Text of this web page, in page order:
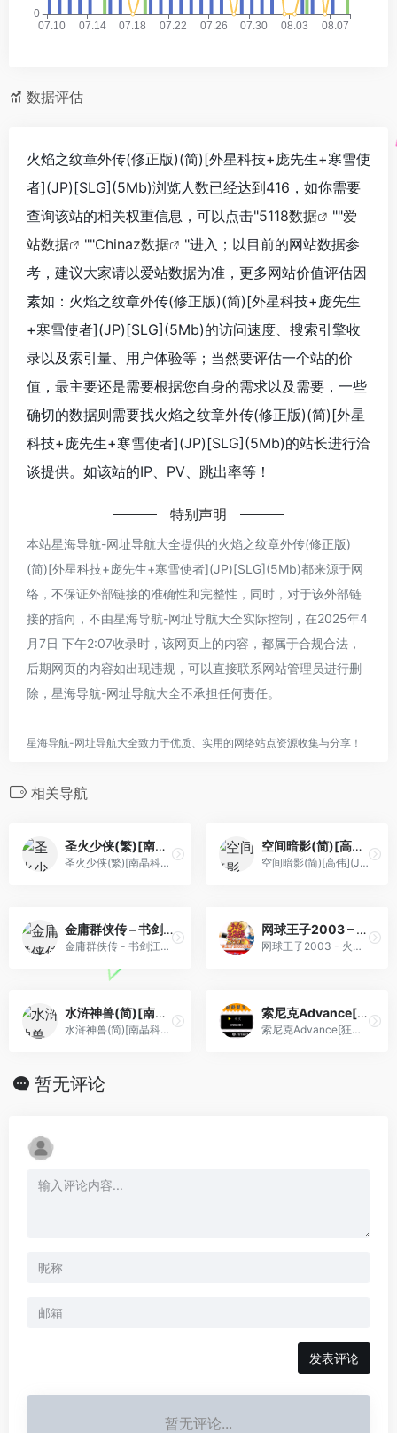
数据评估
火焰之纹章外传(修正版)(简)[外星科技+庞先生+寒雪使
者](JP)[SLG](5Mb)浏览人数已经达到416，如你需要
查询该站的相关权重信息，可以点击"5118数据 ""爱
站数据
""Chinaz数据
"进入；以目前的网站数据参
考，建议大家请以爱站数据为准，更多网站价值评估因
素如：火焰之纹章外传(修正版)(简)[外星科技+庞先生
+寒雪使者](JP)[SLG](5Mb)的访问速度、搜索引擎收
录以及索引量、用户体验等；当然要评估一个站的价
值，最主要还是需要根据您自身的需求以及需要，一些
确切的数据则需要找火焰之纹章外传(修正版)(简)[外星
科技+庞先生+寒雪使者](JP)[SLG](5Mb)的站长进行洽
谈提供。如该站的IP、PV、跳出率等！
特别声明
本站星海导航-网址导航大全提供的火焰之纹章外传(修正版)
(简)[外星科技+庞先生+寒雪使者](JP)[SLG](5Mb)都来源于网
络，不保证外部链接的准确性和完整性，同时，对于该外部链
接的指向，不由星海导航-网址导航大全实际控制，在2025年4
月7日 下午2:07收录时，该网页上的内容，都属于合规合法，
后期网页的内容如出现违规，可以直接联系网站管理员进行删
除，星海导航-网址导航大全不承担任何责任。
星海导航-网址导航大全致力于优质、实用的网络站点资源收集与分享！
相关导航
圣火少侠(繁)[南晶科技](CN)[RPG](2Mb)
圣火少侠(繁)[南晶科技](CN)[RPG](2Mb)
空间暗影(简)[高伟](JP)[STG](1.5Mb)
空间暗影(简)[高伟](JP)[STG](1.5Mb)
金庸群侠传 – 书剑江山(简)[南晶科技](CN)[RPG](16Mb)
金庸群侠传 - 书剑江山(简)[南晶科技](CN)[RPG](16Mb)
网球王子2003 – 火红[Kiny](简)(JP)(128Mb)
网球王子2003 - 火红[Kiny](简)(JP)(128Mb)
水浒神兽(简)[南晶科技](CN)[RPG](16Mb)
水浒神兽(简)[南晶科技](CN)[RPG](16Mb)
索尼克Advance[狂细胞](简)(JP)(64Mb)
索尼克Advance[狂细胞](简)(JP)(64Mb)
暂无评论
发表评论
暂无评论...